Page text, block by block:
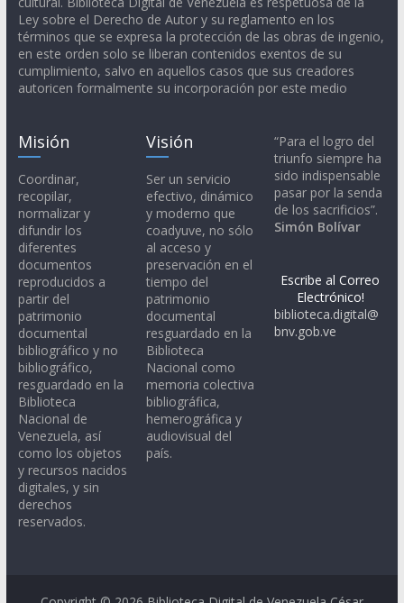
Ley sobre el Derecho de Autor y su reglamento en los
términos que se expresa la protección de las obras de ingenio,
en este orden solo se liberan contenidos exentos de su
cumplimiento, salvo en aquellos casos que sus creadores
autoricen formalmente su incorporación por este medio
Misión
Coordinar,
recopilar,
normalizar y
difundir los
diferentes
documentos
reproducidos a
partir del
patrimonio
documental
bibliográfico y no
bibliográfico,
resguardado en la
Biblioteca
Nacional de
Venezuela, así
como los objetos
y recursos nacidos
digitales, y sin
derechos
reservados.
Visión
Ser un servicio
efectivo, dinámico
y moderno que
coadyuve, no sólo
al acceso y
preservación en el
tiempo del
patrimonio
documental
resguardado en la
Biblioteca
Nacional como
memoria colectiva
bibliográfica,
hemerográfica y
audiovisual del
país.
“Para el logro del
triunfo siempre ha
sido indispensable
pasar por la senda
de los sacrificios”.
Simón Bolívar
Escribe al Correo
Electrónico!
biblioteca.digital@
bnv.gob.ve